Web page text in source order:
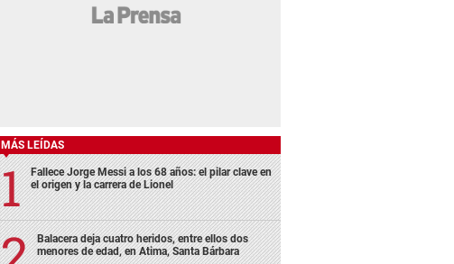
MÁS LEÍDAS
Fallece Jorge Messi a los 68 años: el pilar clave en
el origen y la carrera de Lionel
Balacera deja cuatro heridos, entre ellos dos
menores de edad, en Atima, Santa Bárbara